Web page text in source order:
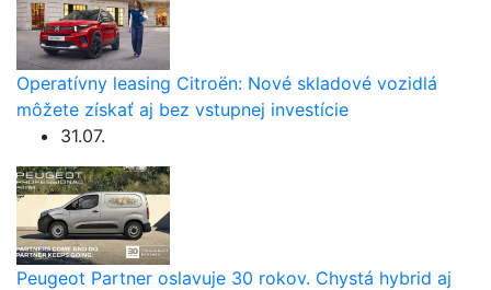
Operatívny leasing Citroën: Nové skladové vozidlá
môžete získať aj bez vstupnej investície
31.07.
Peugeot Partner oslavuje 30 rokov. Chystá hybrid aj